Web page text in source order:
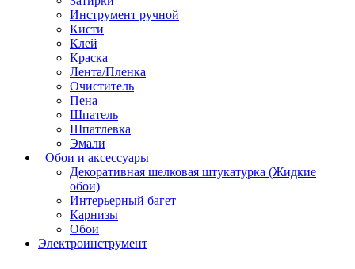
Инструмент ручной
Кисти
Клей
Краска
Лента/Пленка
Очиститель
Пена
Шпатель
Шпатлевка
Эмали
Обои и аксессуары
Декоративная шелковая штукатурка (Жидкие
обои)
Интерьерный багет
Карнизы
Обои
Электроинструмент